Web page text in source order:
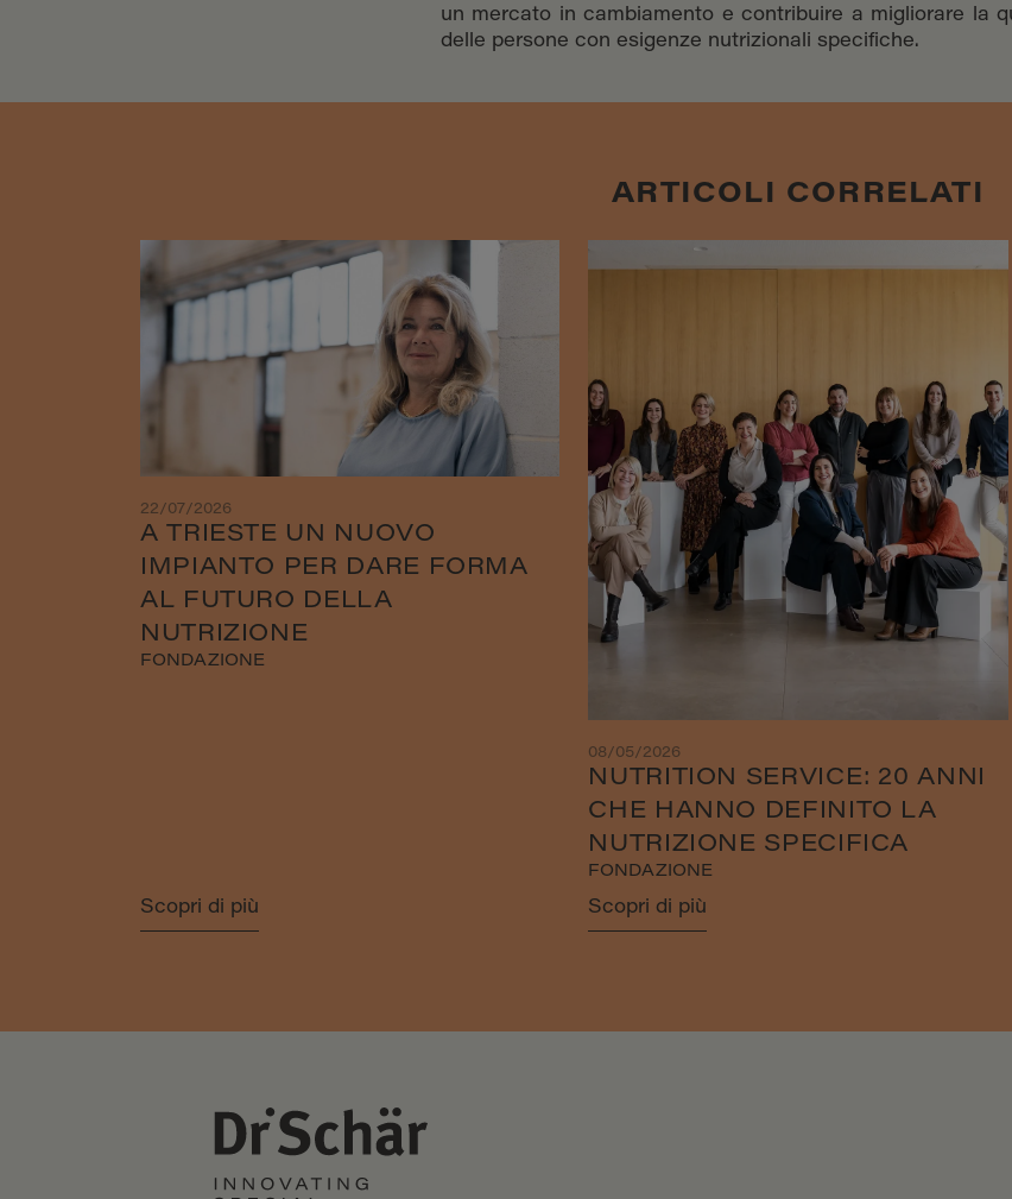
un mercato in cambiamento e contribuire a migliorare la
delle persone con esigenze nutrizionali specifiche.
ARTICOLI CORRELATI
22/07/2026
A TRIESTE UN NUOVO
IMPIANTO PER DARE FORMA
AL FUTURO DELLA
NUTRIZIONE
FONDAZIONE
Scopri di più
08/05/2026
NUTRITION SERVICE: 20 ANNI
CHE HANNO DEFINITO LA
NUTRIZIONE SPECIFICA
FONDAZIONE
Scopri di più